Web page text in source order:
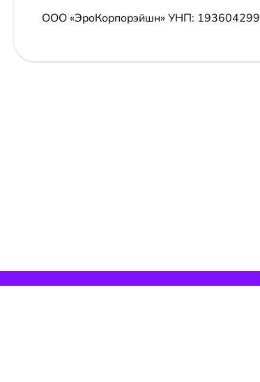
ООО «ЭроКорпорэйшн» УНП: 193604299